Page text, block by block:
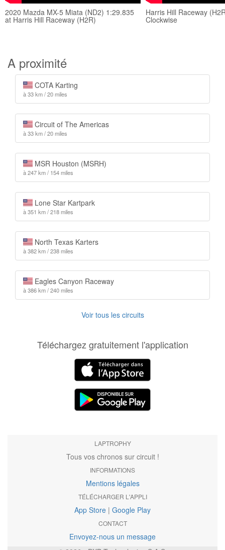
2020 Mazda MX-5 Miata (ND2) 1:29.835
at Harris Hill Raceway (H2R)
Harris Hill Raceway
Clockwise
A proximité
COTA Karting
à 33 km / 20 miles
Circuit of The Americas
à 33 km / 20 miles
MSR Houston (MSRH)
à 247 km / 154 miles
Lone Star Kartpark
à 351 km / 218 miles
North Texas Karters
à 382 km / 238 miles
Eagles Canyon Raceway
à 386 km / 240 miles
Voir tous les circuits
Téléchargez gratuitement l'application
LAPTROPHY
Tous vos chronos sur circuit !
INFORMATIONS
Mentions légales
TÉLÉCHARGER L'APPLI
App Store | Google Play
CONTACT
Envoyez-nous un message